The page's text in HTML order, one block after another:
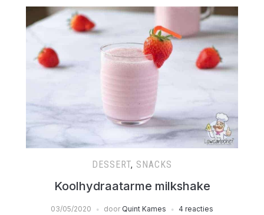
DESSERT, SNACKS
Koolhydraatarme milkshake
03/05/2020 door Quint Kames 4 reacties